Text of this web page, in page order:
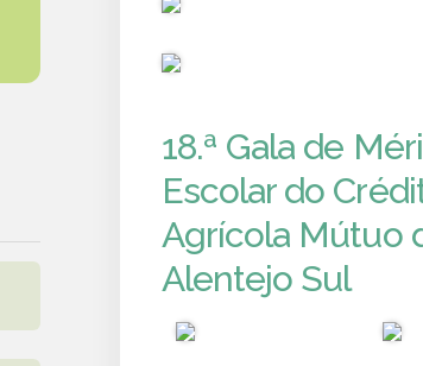
18.ª Gala de
Escolar do
Agrícola Mútuo
Alentejo Sul